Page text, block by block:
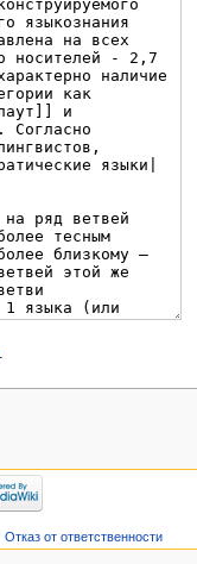
Отказ от ответственности